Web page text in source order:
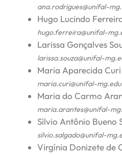
ana.rodrigues@unifal-
Hugo Lucindo
hugo.ferreira@unifal-
Larissa Gonçalves
larissa.souza@unifal-
Maria Aparecida Curi
maria.curi@unifal-
Maria do Carmo
maria.arantes@unifal-
Sílvio Antônio Bueno
silvio.salgado@unifal-
Virgínia Donizete de